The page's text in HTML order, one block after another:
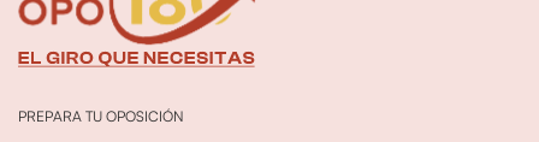
PREPARA TU OPOSICIÓN